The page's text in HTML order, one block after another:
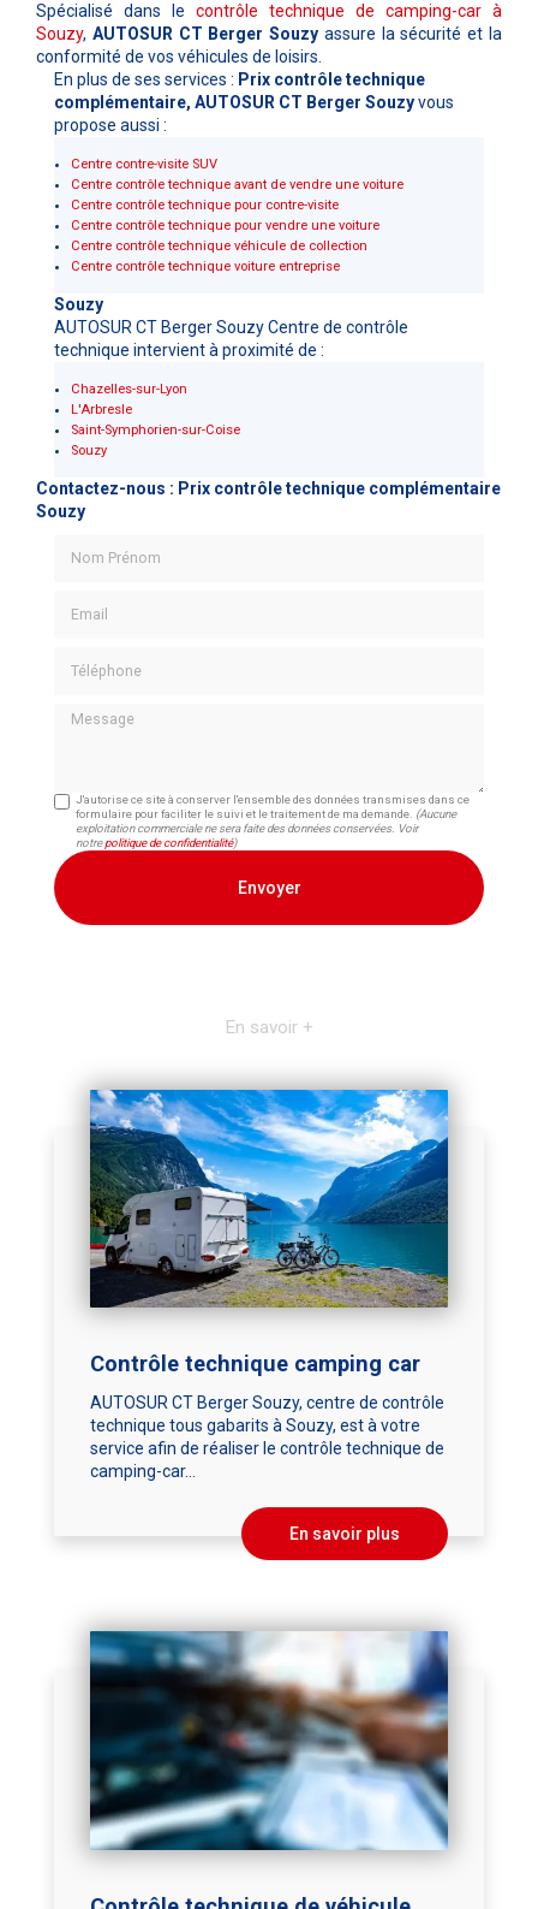
Spécialisé dans le contrôle technique de camping-car à
Souzy, AUTOSUR CT Berger Souzy assure la sécurité et la
conformité de vos véhicules de loisirs.
En plus de ses services : Prix contrôle technique
complémentaire, AUTOSUR CT Berger Souzyvous
propose aussi :
Centre contre-visite SUV
Centre contrôle technique avant de vendre une voiture
Centre contrôle technique pour contre-visite
Centre contrôle technique pour vendre une voiture
Centre contrôle technique véhicule de collection
Centre contrôle technique voiture entreprise
Souzy
AUTOSUR CT Berger Souzy Centre de contrôle
technique intervient à proximité de :
Chazelles-sur-Lyon
L'Arbresle
Saint-Symphorien-sur-Coise
Souzy
Contactez-nous : Prix contrôle technique complémentaire
Souzy
Message
J'autorise ce site à conserver l'ensemble des données transmises dans ce
formulaire pour faciliter le suivi et le traitement de ma demande. (Aucune
exploitation commerciale ne sera faite des données conservées. Voir
notrepolitique de confidentialité)
En savoir +
Contrôle technique camping car
AUTOSUR CT Berger Souzy, centre de contrôle
technique tous gabarits à Souzy, est à votre
service afin de réaliser le contrôle technique de
camping-car...
En savoir plus